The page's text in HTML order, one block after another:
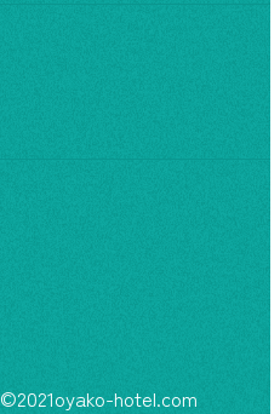
©︎2021oyako-hotel.com